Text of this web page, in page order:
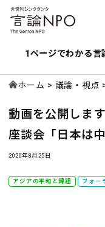
1ページでわかる言
ホーム 議論・視点
動画を公開します
座談会「日本は
2020年8月25日
アジアの平和と課題 フォー